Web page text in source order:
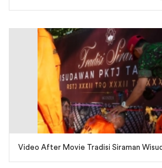
Video After Movie Tradisi Siraman